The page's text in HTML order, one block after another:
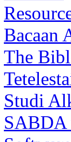
Bacaan
The
Studi
SABDA